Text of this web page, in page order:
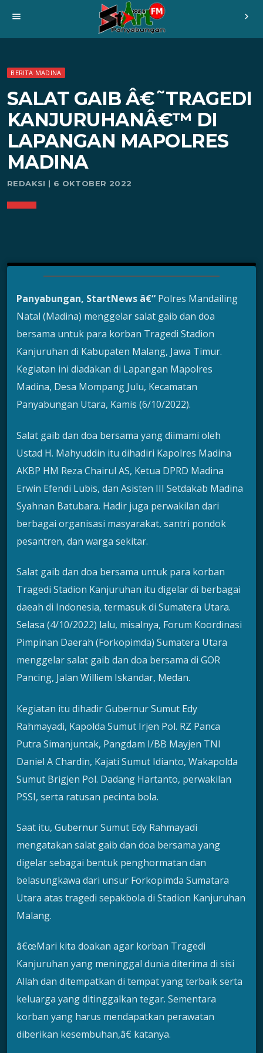
menu chevron_right
BERITA MADINA
SALAT GAIB Â€˜TRAGEDI
KANJURUHANÂ€™ DI
LAPANGAN MAPOLRES
MADINA
REDAKSI | 6 OKTOBER 2022
Panyabungan, StartNews â€“ Polres Mandailing
Natal (Madina) menggelar salat gaib dan doa
bersama untuk para korban Tragedi Stadion
Kanjuruhan di Kabupaten Malang, Jawa Timur.
Kegiatan ini diadakan di Lapangan Mapolres
Madina, Desa Mompang Julu, Kecamatan
Panyabungan Utara, Kamis (6/10/2022).
Salat gaib dan doa bersama yang diimami oleh
Ustad H. Mahyuddin itu dihadiri Kapolres Madina
AKBP HM Reza Chairul AS, Ketua DPRD Madina
Erwin Efendi Lubis, dan Asisten III Setdakab Madina
Syahnan Batubara. Hadir juga perwakilan dari
berbagai organisasi masyarakat, santri pondok
pesantren, dan warga sekitar.
Salat gaib dan doa bersama untuk para korban
Tragedi Stadion Kanjuruhan itu digelar di berbagai
daeah di Indonesia, termasuk di Sumatera Utara.
Selasa (4/10/2022) lalu, misalnya, Forum Koordinasi
Pimpinan Daerah (Forkopimda) Sumatera Utara
menggelar salat gaib dan doa bersama di GOR
Pancing, Jalan Williem Iskandar, Medan.
Kegiatan itu dihadir Gubernur Sumut Edy
Rahmayadi, Kapolda Sumut Irjen Pol. RZ Panca
Putra Simanjuntak, Pangdam I/BB Mayjen TNI
Daniel A Chardin, Kajati Sumut Idianto, Wakapolda
Sumut Brigjen Pol. Dadang Hartanto, perwakilan
PSSI, serta ratusan pecinta bola.
Saat itu, Gubernur Sumut Edy Rahmayadi
mengatakan salat gaib dan doa bersama yang
digelar sebagai bentuk penghormatan dan
belasungkawa dari unsur Forkopimda Sumatara
Utara atas tragedi sepakbola di Stadion Kanjuruhan
Malang.
â€œMari kita doakan agar korban Tragedi
Kanjuruhan yang meninggal dunia diterima di sisi
Allah dan ditempatkan di tempat yang terbaik serta
keluarga yang ditinggalkan tegar. Sementara
korban yang harus mendapatkan perawatan
diberikan kesembuhan,â€ katanya.